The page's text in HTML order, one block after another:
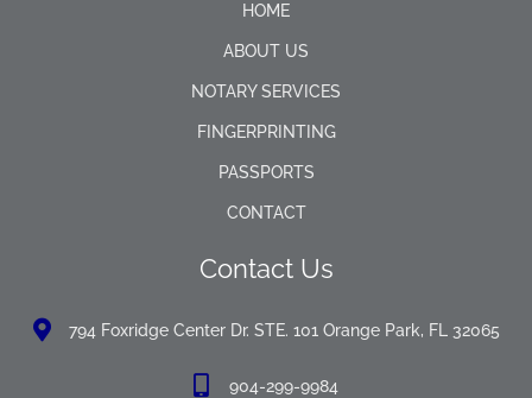
HOME
ABOUT US
NOTARY SERVICES
FINGERPRINTING
PASSPORTS
CONTACT
Contact Us
794 Foxridge Center Dr. STE. 101 Orange Park, FL 32065
904-299-9984